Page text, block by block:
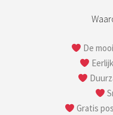
De
Gratis